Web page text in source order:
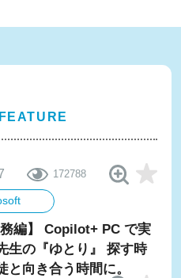
172788
編】 Copilot+ PC で実
生の『ゆとり』 探す時
と向き合う時間に。